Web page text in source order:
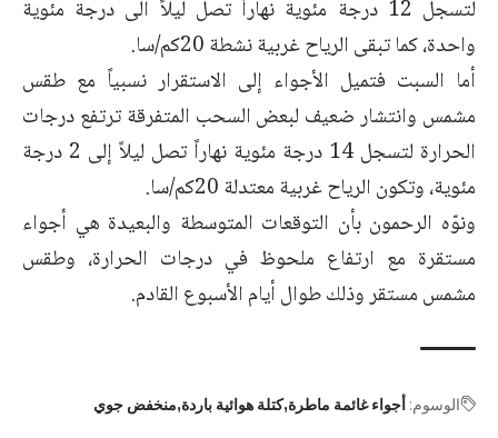
لتسجل 12 درجة مئوية نهاراً تصل ليلاً الى درجة مئوية
واحدة، كما تبقى الرياح غربية نشطة 20كم/سا.
أما السبت فتميل الأجواء إلى الاستقرار نسبياً مع طقس
مشمس وانتشار ضعيف لبعض السحب المتفرقة ترتفع درجات
الحرارة لتسجل 14 درجة مئوية نهاراً تصل ليلاً إلى 2 درجة
مئوية، وتكون الرياح غربية معتدلة 20كم/سا.
ونوّه الرحمون بأن التوقعات المتوسطة والبعيدة هي أجواء
مستقرة مع ارتفاع ملحوظ في درجات الحرارة، وطقس
مشمس مستقر وذلك طوال أيام الأسبوع القادم.
الوسوم: أجواء غائمة ماطرة كتلة هوائية باردة منخفض جوي